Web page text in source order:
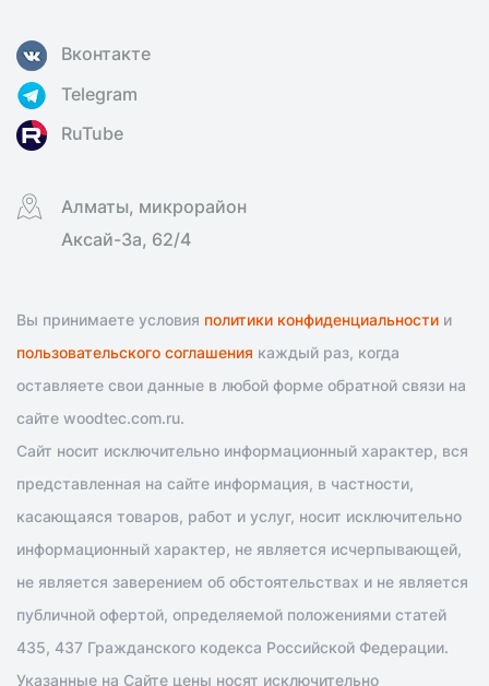
Вконтакте
Telegram
RuTube
Алматы, микрорайон
Аксай-3а, 62/4
Вы принимаете условия политики конфиденциальности и
пользовательского соглашения каждый раз, когда
оставляете свои данные в любой форме обратной связи на
сайте woodtec.com.ru.
Сайт носит исключительно информационный характер, вся
представленная на сайте информация, в частности,
касающаяся товаров, работ и услуг, носит исключительно
информационный характер, не является исчерпывающей,
не является заверением об обстоятельствах и не является
публичной офертой, определяемой положениями статей
435, 437 Гражданского кодекса Российской Федерации.
Указанные на Сайте цены носят исключительно